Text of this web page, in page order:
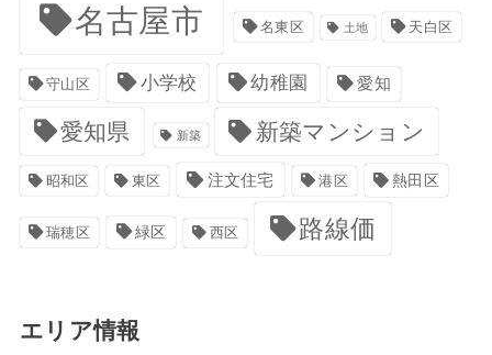
名古屋市 名東区 土地 天白区
守山区 小学校 幼稚園 愛知
愛知県 新築 新築マンション
昭和区 東区 注文住宅 港区 熱田区
瑞穂区 緑区 西区 路線価
エリア情報